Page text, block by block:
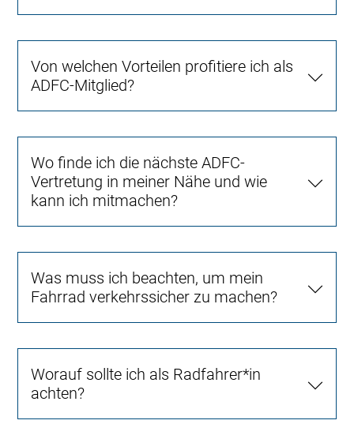
Von welchen Vorteilen profitiere ich als
ADFC-Mitglied?
Wo finde ich die nächste ADFC-
Vertretung in meiner Nähe und wie
kann ich mitmachen?
Was muss ich beachten, um mein
Fahrrad verkehrssicher zu machen?
Worauf sollte ich als Radfahrer*in
achten?